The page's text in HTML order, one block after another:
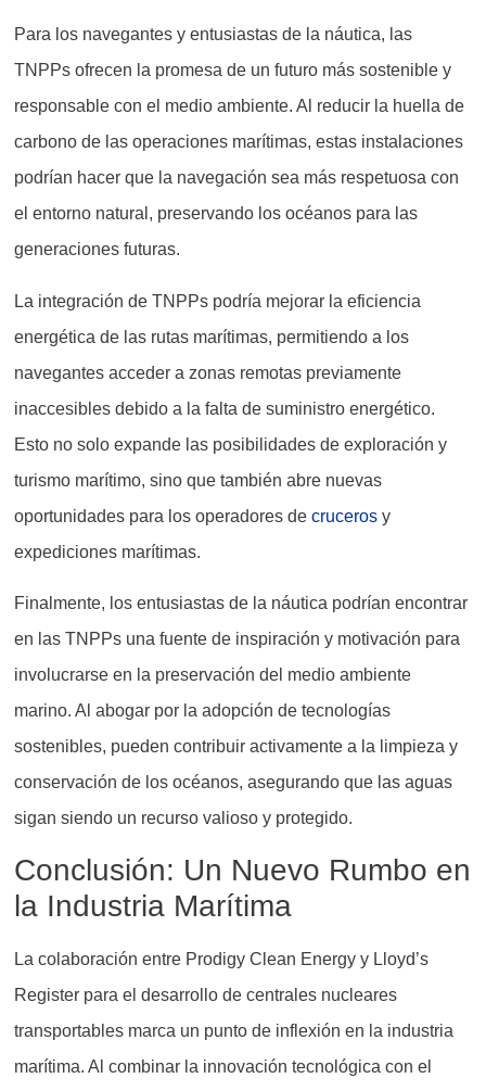
Para los navegantes y entusiastas de la náutica, las
TNPPs ofrecen la promesa de un futuro más sostenible y
responsable con el medio ambiente. Al reducir la huella de
carbono de las operaciones marítimas, estas instalaciones
podrían hacer que la navegación sea más respetuosa con
el entorno natural, preservando los océanos para las
generaciones futuras.
La integración de TNPPs podría mejorar la eficiencia
energética de las rutas marítimas, permitiendo a los
navegantes acceder a zonas remotas previamente
inaccesibles debido a la falta de suministro energético.
Esto no solo expande las posibilidades de exploración y
turismo marítimo, sino que también abre nuevas
oportunidades para los operadores decruceros y
expediciones marítimas.
Finalmente, los entusiastas de la náutica podrían encontrar
en las TNPPs una fuente de inspiración y motivación para
involucrarse en la preservación del medio ambiente
marino. Al abogar por la adopción de tecnologías
sostenibles, pueden contribuir activamente a la limpieza y
conservación de los océanos, asegurando que las aguas
sigan siendo un recurso valioso y protegido.
Conclusión: Un Nuevo Rumbo en
la Industria Marítima
La colaboración entre Prodigy Clean Energy y Lloyd’s
Register para el desarrollo de centrales nucleares
transportables marca un punto de inflexión en la industria
marítima. Al combinar la innovación tecnológica con el